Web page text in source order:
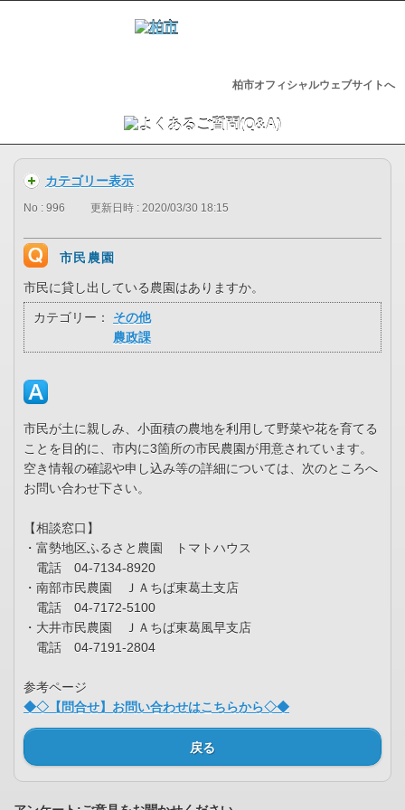
柏市オフィシャルウェブサイトへ
カテゴリー表示
No : 996 更新日時 : 2020/03/30 18:15
市民農園
市民に貸し出している農園はありますか。
カテゴリー：
その他
農政課
市民が土に親しみ、小面積の農地を利用して野菜や花を育てる
ことを目的に、市内に3箇所の市民農園が用意されています。
空き情報の確認や申し込み等の詳細については、次のところへ
お問い合わせ下さい。
【相談窓口】
・富勢地区ふるさと農園 トマトハウス
電話 04-7134-8920
・南部市民農園 ＪＡちば東葛土支店
電話 04-7172-5100
・大井市民農園 ＪＡちば東葛風早支店
電話 04-7191-2804
参考ページ
◆◇【問合せ】お問い合わせはこちらから◇◆
戻る